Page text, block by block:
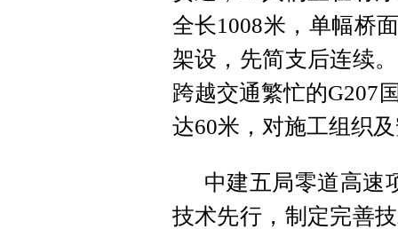
全长1008米，单幅桥
架设，先简支后连续
跨越交通繁忙的G207
达60米，对施工组织
中建五局零道高速
技术先行，制定完善